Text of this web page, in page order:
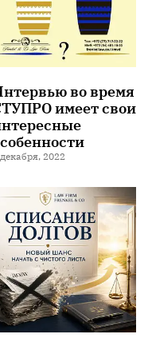
во время
имеет свои
2022